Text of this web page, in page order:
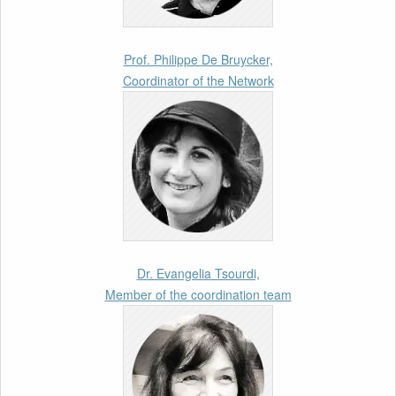
Implementation Preparations” International
Conference
17th March 2026
Article by our member Madalina Moraru:
“Evading EU Law Through Summary Returns
at Internal Borders: Practice, Legality, and the
Role of Courts”
11th March 2026
Upcoming webinar by Odysseus members
Talent Pool in Europe’s Labour Mobility
Strategy
10th March 2026
Paper by our member Iris Goldner Lang: EU
Values as a Shield and a Sword in EU
Prof. Philippe De Bruycker,
Coordinator of the Network
Dr. Evangelia Tsourdi,
Member of the coordination team